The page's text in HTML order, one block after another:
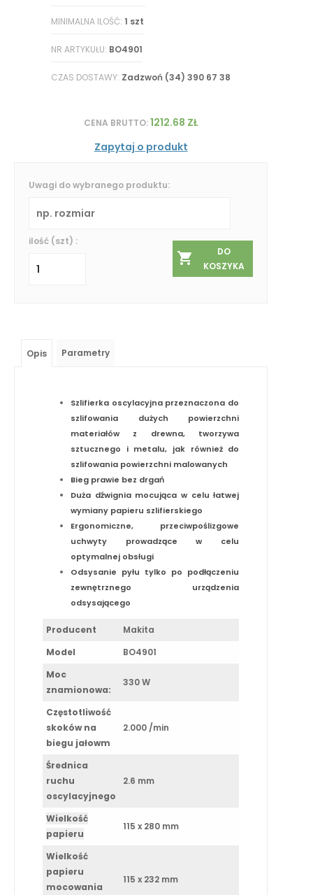
MINIMALNA ILOŚĆ:1 szt
NR ARTYKUŁU: BO4901
CZAS DOSTAWY: Zadzwoń (34) 390 67 38
CENA BRUTTO:1212.68 ZŁ
Zapytaj o produkt
Uwagi do wybranego produktu:
ilość (szt) :
DO
KOSZYKA
Opis Parametry
Szlifierka oscylacyjna przeznaczona do
szlifowania dużych powierzchni
materiałów z drewna, tworzywa
sztucznego i metalu, jak również do
szlifowania powierzchni malowanych
Bieg prawie bez drgań
Duża dźwignia mocująca w celu łatwej
wymiany papieru szlifierskiego
Ergonomiczne, przeciwpoślizgowe
uchwyty prowadzące w celu
optymalnej obsługi
Odsysanie pyłu tylko po podłączeniu
zewnętrznego urządzenia
odsysającego
Producent
Makita
Model
BO4901
Moc
znamionowa:
330 W
Częstotliwość
skoków na
biegu jałowm
2.000 /min
Średnica
ruchu
oscylacyjnego
2.6 mm
Wielkość
papieru
115 x 280 mm
Wielkość
papieru
mocowania
115 x 232 mm